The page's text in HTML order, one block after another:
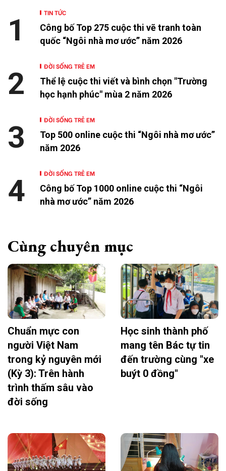
TIN TỨC
Công bố Top 275 cuộc thi vẽ tranh toàn
quốc “Ngôi nhà mơ ước” năm 2026
1
ĐỜI SỐNG TRẺ EM
Thể lệ cuộc thi viết và bình chọn "Trường
học hạnh phúc" mùa 2 năm 2026
2
ĐỜI SỐNG TRẺ EM
Top 500 online cuộc thi “Ngôi nhà mơ ước”
năm 2026
3
ĐỜI SỐNG TRẺ EM
Công bố Top 1000 online cuộc thi “Ngôi
nhà mơ ước” năm 2026
4
Cùng chuyên mục
Chuẩn mực con
người Việt Nam
trong kỷ nguyên mới
(Kỳ 3): Trên hành
trình thấm sâu vào
đời sống
Học sinh thành phố
mang tên Bác tự tin
đến trường cùng "xe
buýt 0 đồng"